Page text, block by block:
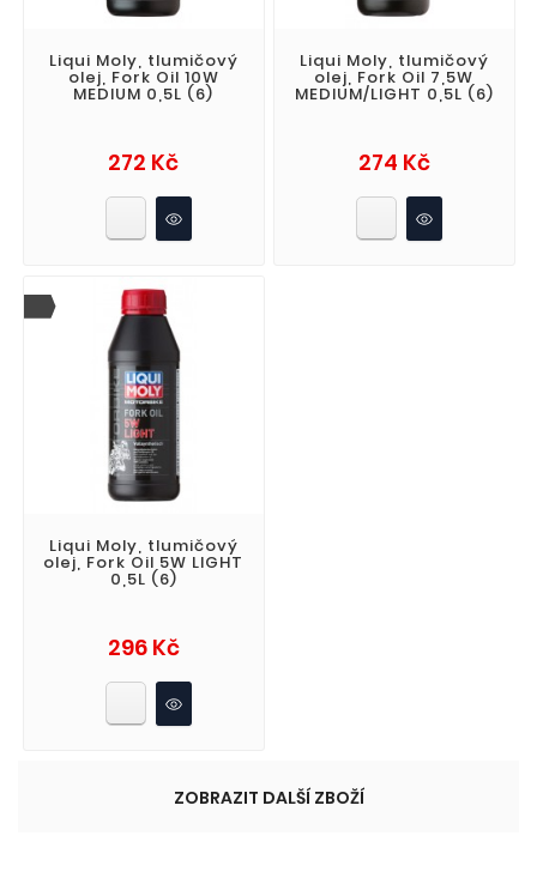
Liqui Moly, tlumičový
olej, Fork Oil 10W
MEDIUM 0,5L (6)
272 KčCena
Liqui Moly, tlumičový
olej, Fork Oil 7,5W
MEDIUM/LIGHT 0,5L (6)
274 KčCena
Liqui Moly, tlumičový
olej, Fork Oil 5W LIGHT
0,5L (6)
296 KčCena
ZOBRAZIT DALŠÍ ZBOŽÍ